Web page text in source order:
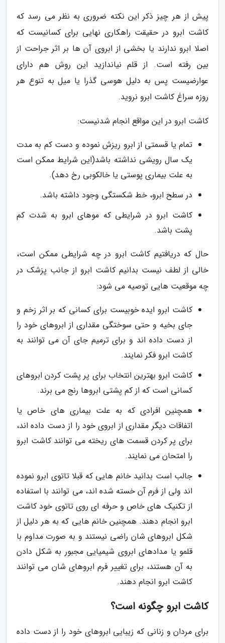
پیش از هر چیز ذکر این نکته ضروری به نظر می رسد که
کاشت ابرو در حقیقت راهکاری نهایی برای کسانیست که
اصلا ابرو ندارند یا بخشی از ابروی آن ها بر اثر جراحت از
بین رفته است. از قلم نیاندازید این روش هم دارای
عوارضیست پس به دلیل هوسی گذرا یا میل به تنوع هر
روزه سراغ کاشت ابرو نروید.
کاشت ابرو در این مواقع انجام شدنیست:
تمام یا قسمتی از ابرو ریزش نموده و دست کم به مدت
یک سال رویشی نداشته باشد(این شرایط ممکن است
به علت بیماری پوستی یا خالکوبی رخ دهد).
در سطح ابرو، خط شکستگی وجود داشته باشد.
کاشت ابرو در شرایطی که موهای ابرو به شدت کم
پشت باشد.
حال که دریافتیم کاشت ابرو در چه شرایطی ممکن است،
خالی از لطف نیست بدانیم کاشت ابرو از جانب پزشک در
چه موقعیت هایی توصیه می شود:
کاشت ابرو ایده خوبیست برای کسانی که بر اثر زخم و
جای بخیه و حتی سوختگی مقداری از ابروهای خود را
از دست داده اند و برای ترمیم جای آن می توانند به
کاشت ابرو فکر نمایند.
کاشت ابرو بهترین انتخاب برای پر پشت کردن ابروهای
کسانی است که از کم پشتی ابروها رنج می برند.
همچنین افرادی که به علت بیماری های خاص یا
اتفاقات دیگر مقداری از ابروی خود را از دست داده اند،
برای پر کردن قسمت های ریخته می توانند کاشت ابرو
را امتحان می نمایند.
جالب است بدانید خانم هایی که قبلا تاتوی ابرو نموده
اند ولی از فرم آن خسته شده اند، می توانند با استفاده
از تکنیک های خاص و حرفه ای روی تاتوی خود کاشت
ابرو انجام دهند. همچنین خانم هایی که به هر دلیل از
شکل ابروهای شان راضی نیستند و به صورت مداوم با
قلمو یا مدادهای ابروی شیمیایی مجبور به شکل دادن
به آن هستند، برای تغییر فرم ابروهای شان می توانند
کاشت ابرو انجام دهند.
کاشت ابرو چگونه است؟
برای مردان و زنانی که زیبایی ابروهای خود را از دست داده